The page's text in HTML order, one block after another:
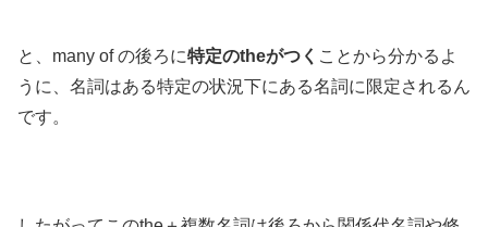
と、many of の後ろに特定のtheがつく ことから分かるよ
うに、名詞はある特定の状況下にある名詞に限定されるん
です。